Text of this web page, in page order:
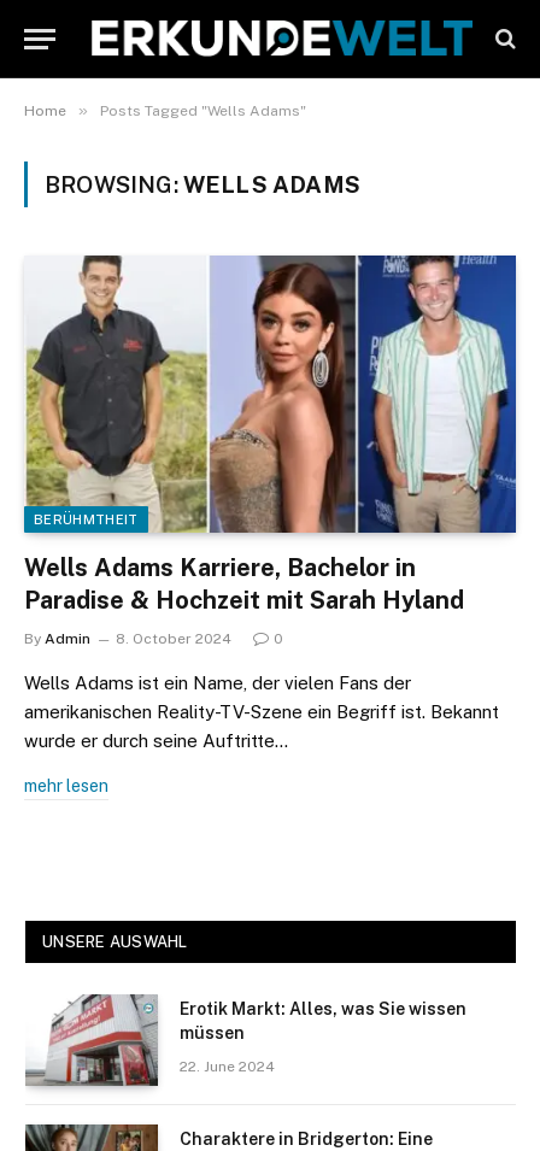
Home » Posts Tagged "Wells Adams"
BROWSING:WELLS ADAMS
BERÜHMTHEIT
Wells Adams Karriere, Bachelor in
Paradise & Hochzeit mit Sarah Hyland
By Admin 8. October 2024 0
Wells Adams ist ein Name, der vielen Fans der
amerikanischen Reality-TV-Szene ein Begriff ist. Bekannt
wurde er durch seine Auftritte…
mehr lesen
UNSERE AUSWAHL
Erotik Markt: Alles, was Sie wissen
müssen
22. June 2024
Charaktere in Bridgerton: Eine